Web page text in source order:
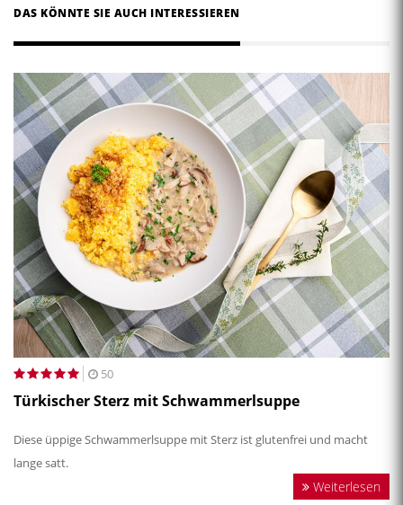
DAS KÖNNTE SIE AUCH INTERESSIEREN
50
Türkischer Sterz mit Schwammerlsuppe
Diese üppige Schwammerlsuppe mit Sterz ist glutenfrei und macht
lange satt.
Weiterlesen